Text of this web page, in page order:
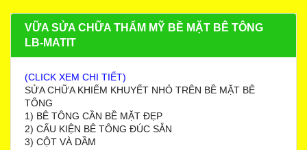
VỮA SỬA CHỮA THẨM MỸ BỀ MẶT BÊ TÔNG
LB-MATIT
(CLICK XEM CHI TIẾT)
SỬA CHỮA KHIẾM KHUYẾT NHỎ TRÊN BỀ MẶT BÊ
TÔNG
1) BÊ TÔNG CẦN BỀ MẶT ĐẸP
2) CẤU KIỆN BÊ TÔNG ĐÚC SẴN
3) CỘT VÀ DẦM